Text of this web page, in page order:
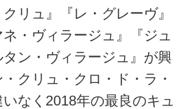
リュ』『レ・グレーヴ』
ネ・ヴィラージュ』『ジュ
ン・ヴィラージュ』が興
クリュ・クロ・ド・ラ・
なく2018年の最良のキュ